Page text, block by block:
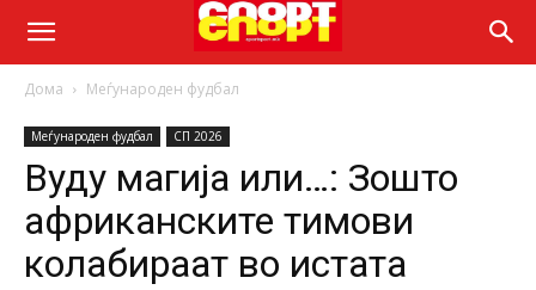
Дома Меѓународен фудбал
Меѓународен фудбал СП 2026
Вуду магија или…: Зошто
африканските тимови
колабираат во истата